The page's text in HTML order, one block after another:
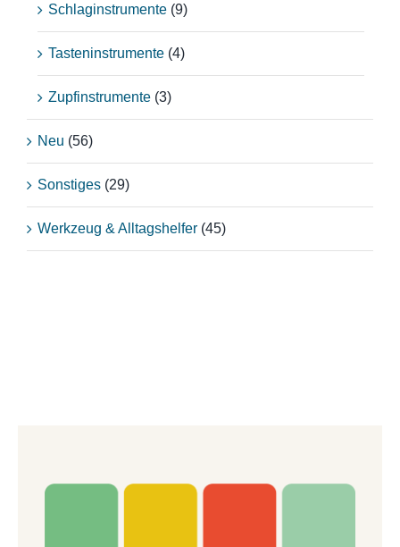
Schlaginstrumente (9)
Tasteninstrumente (4)
Zupfinstrumente (3)
Neu (56)
Sonstiges (29)
Werkzeug & Alltagshelfer (45)